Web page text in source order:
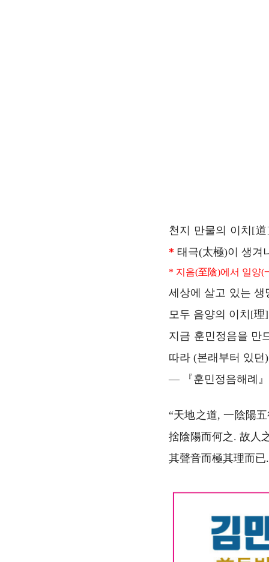
천지 만물의 이치[
* 태극(太極)이 생겨
* 지음(至陰)에서 일양(
세상에 살고 있는
모두 음양의 이치[
지금 훈민정음을 만
따라 (본래부터 있
― 『훈민정음해례
“天地之道, 一陰陽
捨陰陽而何之. 故人
其聲音而極其理而已